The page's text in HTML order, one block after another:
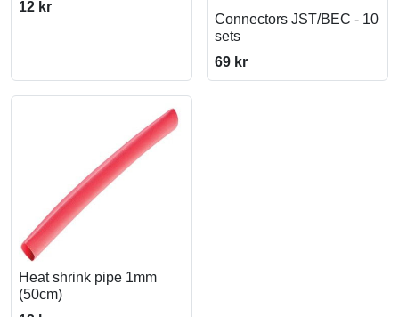
12 kr
Connectors JST/BEC - 10
sets
69 kr
Heat shrink pipe 1mm
(50cm)